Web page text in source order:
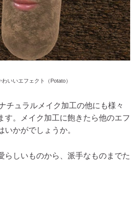
わいいエフェクト（Potato）
チュラルメイク加工の他にも様々
す。メイク加工に飽きたら他のエフ
いかがでしょうか。
らしいものから、派手なものまでた